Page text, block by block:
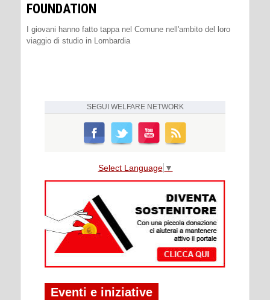
FOUNDATION
I giovani hanno fatto tappa nel Comune nell'ambito del loro
viaggio di studio in Lombardia
SEGUI WELFARE NETWORK
Select Language ▼
Eventi e iniziative